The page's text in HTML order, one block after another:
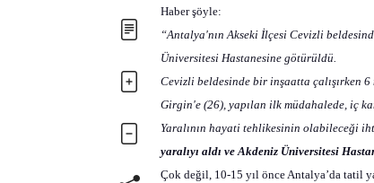
Haber şöyle:
“Antalya'nın Akseki İlçesi Cevizli
Üniversitesi Hastanesine götürüldü.
Cevizli beldesinde bir inşaatta çalışırken
Girgin'e (26), yapılan ilk müdahalede, iç
Yaralının hayati tehlikesinin olabileceği
yaralıyı aldı ve Akdeniz Üniversitesi
Çok değil, 10-15 yıl önce Antalya’da tatil